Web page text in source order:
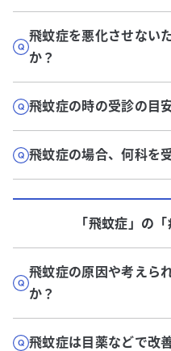
飛蚊症を悪化させない
か？
飛蚊症の時の受診の目
飛蚊症の場合、何科を
「飛蚊症」 の「
飛蚊症の原因や考えら
か？
飛蚊症は目薬などで改